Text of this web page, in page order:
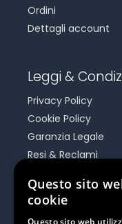
Ordini
Dettagli account
Leggi &
Privacy Policy
Cookie Policy
Garanzia Legale
Resi & Reclami
Questo sito
cookie
Questo sito web